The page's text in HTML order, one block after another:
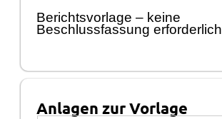
Berichtsvorlage– keine
Beschlussfassung erforderlich
Anlagen zur Vorlage